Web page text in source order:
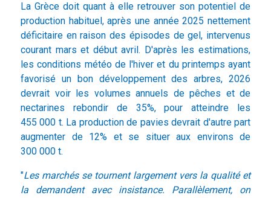
La Grèce doit quant à elle retrouver son potentiel de
production habituel, après une année 2025 nettement
déficitaire en raison des épisodes de gel, intervenus
courant mars et début avril. D'après les estimations,
les conditions météo de l'hiver et du printemps ayant
favorisé un bon développement des arbres, 2026
devrait voir les volumes annuels de pêches et de
nectarines rebondir de 35%, pour atteindre les
455 000 t. La production de pavies devrait d'autre part
augmenter de 12% et se situer aux environs de
300 000 t.
"Les marchés se tournent largement vers la qualité et
la demandent avec insistance. Parallèlement, on